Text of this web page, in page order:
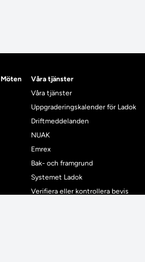
Möten
Våra tjänster
Våra tjänster
Uppgraderingskalender för Ladok
Driftmeddelanden
NUAK
Emrex
Bak- och framgrund
Systemet Ladok
Verifiera eller kontrollera bevis